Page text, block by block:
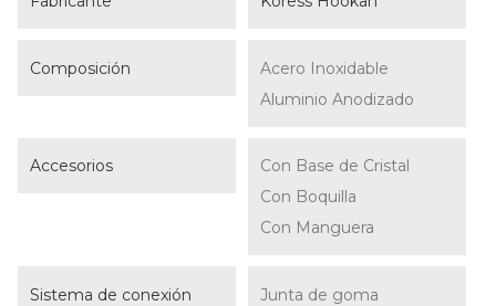
Composición
Acero Inoxidable
Aluminio Anodizado
Accesorios
Con Base de Cristal
Con Boquilla
Con Manguera
Sistema de conexión Junta de goma